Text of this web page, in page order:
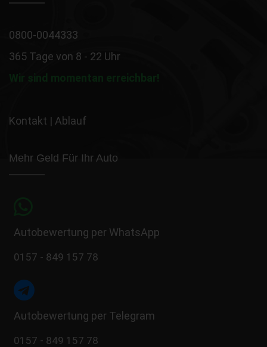
0800-0044333
365 Tage von 8 - 22 Uhr
Wir sind momentan erreichbar!
Kontakt | Ablauf
Mehr Geld Für Ihr Auto
Autobewertung per WhatsApp
0157 - 849 157 78
Autobewertung per Telegram
0157 - 849 157 78